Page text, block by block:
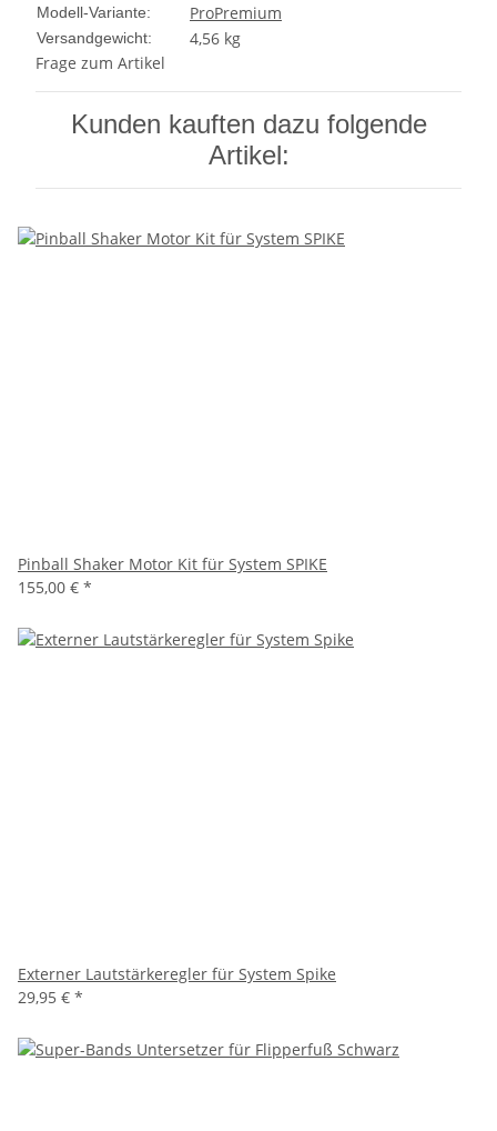
Modell-Variante: ProPremium
Versandgewicht:
4,56 kg
Frage zum Artikel
Kunden kauften dazu folgende
Artikel:
Pinball Shaker Motor Kit für System SPIKE
155,00 € *
Externer Lautstärkeregler für System Spike
29,95 € *